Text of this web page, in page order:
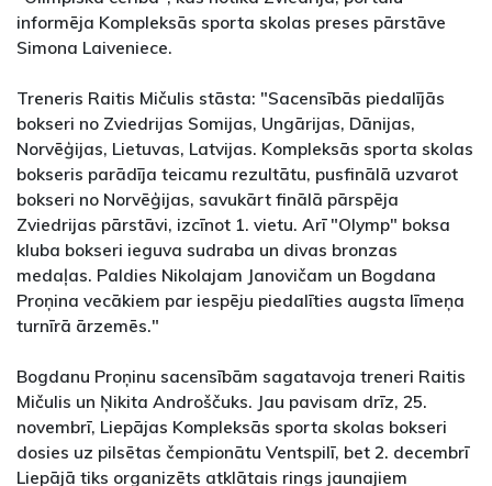
informēja Kompleksās sporta skolas preses pārstāve
Simona Laiveniece.
Treneris Raitis Mičulis stāsta: "Sacensībās piedalījās
bokseri no Zviedrijas Somijas, Ungārijas, Dānijas,
Norvēģijas, Lietuvas, Latvijas. Kompleksās sporta skolas
bokseris parādīja teicamu rezultātu, pusfinālā uzvarot
bokseri no Norvēģijas, savukārt finālā pārspēja
Zviedrijas pārstāvi, izcīnot 1. vietu. Arī "Olymp" boksa
kluba bokseri ieguva sudraba un divas bronzas
medaļas. Paldies Nikolajam Janovičam un Bogdana
Proņina vecākiem par iespēju piedalīties augsta līmeņa
turnīrā ārzemēs."
Bogdanu Proņinu sacensībām sagatavoja treneri Raitis
Mičulis un Ņikita Androščuks. Jau pavisam drīz, 25.
novembrī, Liepājas Kompleksās sporta skolas bokseri
dosies uz pilsētas čempionātu Ventspilī, bet 2. decembrī
Liepājā tiks organizēts atklātais rings jaunajiem